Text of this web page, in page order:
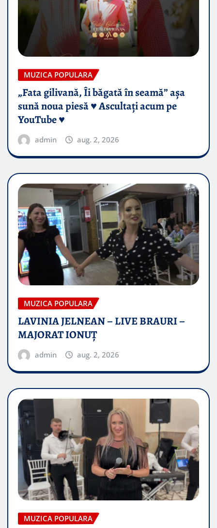
MUZICA POPULARA
„Fata gilivană, Îi băgată în seamă” așa
sună noua piesă ♥️ Ascultați acum pe
YouTube ♥️
admin aug. 2, 2026
MUZICA POPULARA
LAVINIA JELNEAN – LIVE BRAURI –
MAJORAT IONUŢ
admin aug. 2, 2026
MUZICA POPULARA